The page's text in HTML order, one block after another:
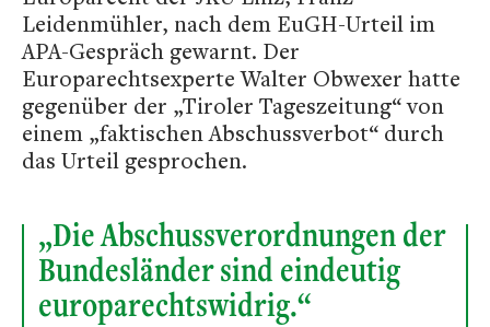
Leidenmühler, nach dem EuGH-Urteil im
APA-Gespräch gewarnt. Der
Europarechtsexperte Walter Obwexer hatte
gegenüber der „Tiroler Tageszeitung“ von
einem „faktischen Abschussverbot“ durch
das Urteil gesprochen.
„Die Abschussverordnungen der
Bundesländer sind eindeutig
europarechtswidrig.“